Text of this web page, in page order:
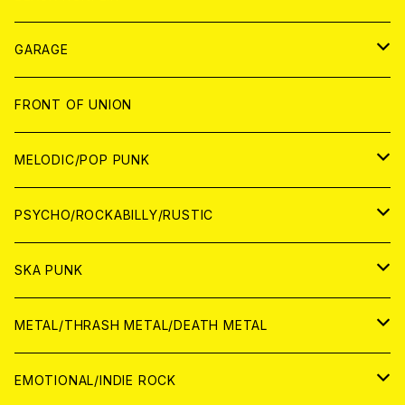
ANALOG
GARAGE
JAPAN
アナログ
CD
WORLD
アナログ
CD
FRONT OF UNION
MELODIC/POP PUNK
JAPAN
CD
ANALOG
WORLD
CD
ANALOG
PSYCHO/ROCKABILLY/RUSTIC
JAPAN
CD
ANALOG
WORLD
CD
SKA PUNK
JAPAN
CD
WORLD
METAL/THRASH METAL/DEATH METAL
JAPAN
EMOTIONAL/INDIE ROCK